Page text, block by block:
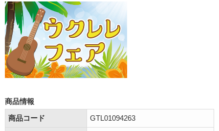
商品情報
商品コード
GTL01094263